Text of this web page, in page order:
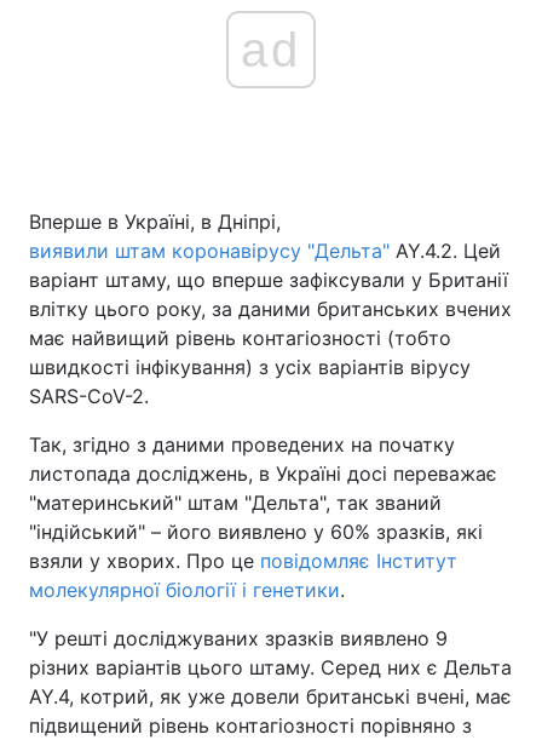
ad
Вперше в Україні, в Дніпрі,
виявили штам коронавірусу "Дельта" AY.4.2. Цей
варіант штаму, що вперше зафіксували у Британії
влітку цього року, за даними британських вчених
має найвищий рівень контагіозності (тобто
швидкості інфікування) з усіх варіантів вiрусу
SARS-CoV-2.
Так, згідно з даними проведених на початку
листопада досліджень, в Україні досі переважає
"материнський" штам "Дельта", так званий
"індійський" – його виявлено у 60% зразків, які
взяли у хворих. Про це повідомляє Інститут
молекулярної біології і генетики.
"У решті досліджуваних зразків виявлено 9
різних варіантів цього штаму. Серед них є Дельта
AY.4, котрий, як уже довели британські вчені, має
підвищений рівень контагіозності порівняно з